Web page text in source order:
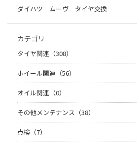
ダイハツ ムーヴ タイヤ交換
カテゴリ
タイヤ関連（308）
ホイール関連（56）
オイル関連（0）
その他メンテナンス（38）
点検（7）